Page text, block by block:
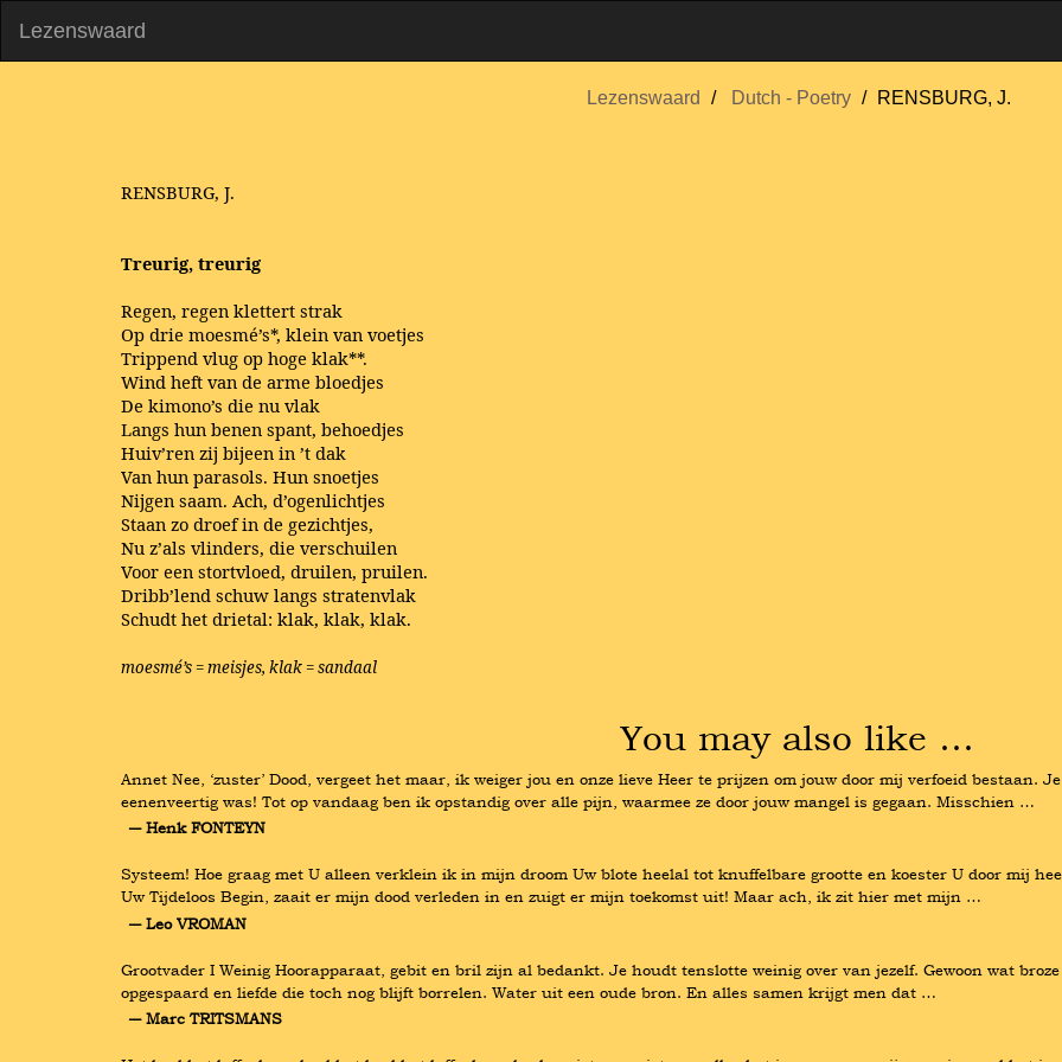
Lezenswaard
Lezenswaard Dutch - Poetry RENSBURG, J.
RENSBURG, J.
Treurig, treurig
Regen, regen klettert strak
Op drie moesmé’s*, klein van voetjes
Trippend vlug op hoge klak**.
Wind heft van de arme bloedjes
De kimono’s die nu vlak
Langs hun benen spant, behoedjes
Huiv’ren zij bijeen in ’t dak
Van hun parasols. Hun snoetjes
Nijgen saam. Ach, d’ogenlichtjes
Staan zo droef in de gezichtjes,
Nu z’als vlinders, die verschuilen
Voor een stortvloed, druilen, pruilen.
Dribb’lend schuw langs stratenvlak
Schudt het drietal: klak, klak, klak.
moesmé’s = meisjes, klak = sandaal
You may also like …
Annet Nee, ‘zuster’ Dood, vergeet het maar, ik weiger jou en onze lieve Heer te prijzen om jouw door mij verfoeid bestaan.
eenenveertig was! Tot op vandaag ben ik opstandig over alle pijn, waarmee ze door jouw mangel is gegaan. Misschien …
― Henk FONTEYN
Systeem! Hoe graag met U alleen verklein ik in mijn droom Uw blote heelal tot knuffelbare grootte en koester U door mij
Uw Tijdeloos Begin, zaait er mijn dood verleden in en zuigt er mijn toekomst uit! Maar ach, ik zit hier met mijn …
― Leo VROMAN
Grootvader I Weinig Hoorapparaat, gebit en bril zijn al bedankt. Je houdt tenslotte weinig over van jezelf. Gewoon wat
opgespaard en liefde die toch nog blijft borrelen. Water uit een oude bron. En alles samen krijgt men dat …
― Marc TRITSMANS